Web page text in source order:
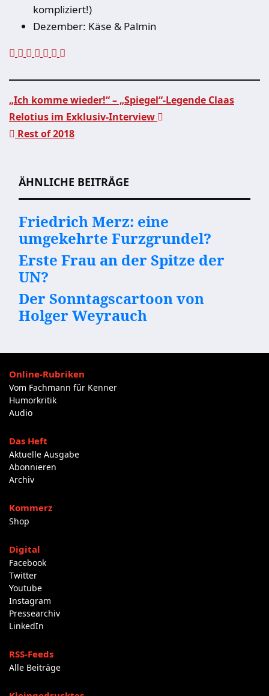
kompliziert!)
Dezember: Käse & Palmin
Beitragsnavigation
„Ich komme wieder!“ – „Spiegel“-Legende Claas
Relotius im Exklusiv-Interview
Rest of 2018
ÄHNLICHE BEITRÄGE
Friedrich Merz: eine
umgekehrte Furzgrundel?
Erste Frau an der Spitze der
UN?
Der Sonntagscartoon von
Holger Weyrauch
Online-Rubriken
Vom Fachmann für Kenner
Humorkritik
Audio
Das Heft
Aktuelle Ausgabe
Abonnieren
Archiv
Kommerz
Shop
Digital
Facebook
Twitter
Youtube
Instagram
Pressearchiv
LinkedIn
RSS-Feeds
Alle Beiträge